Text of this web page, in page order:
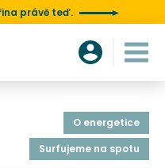
právě teď.
O energetice
Surfujeme na spotu